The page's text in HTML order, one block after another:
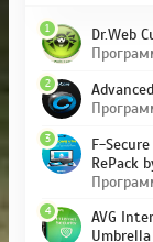
Dr.Web
1
2
F-
RePack
3
AVG
4